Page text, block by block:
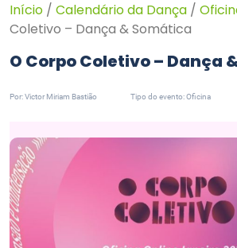
Início / Calendário da Dança /
Coletivo – Dança & Somática
O Corpo Coletivo – Dança
Por: Victor Miriam Bastião Tipo do evento: Oficina